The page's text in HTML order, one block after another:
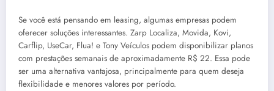
Se você está pensando em leasing, algumas empresas podem
oferecer soluções interessantes. Zarp Localiza, Movida, Kovi,
Carflip, UseCar, Flua! e Tony Veículos podem disponibilizar planos
com prestações semanais de aproximadamente R$ 22. Essa pode
ser uma alternativa vantajosa, principalmente para quem deseja
flexibilidade e menores valores por período.